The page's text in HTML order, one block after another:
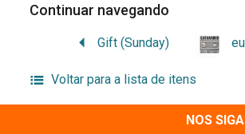
Continuar navegando
Gift (Sunday)
Voltar para a lista de itens
NOS SIGA